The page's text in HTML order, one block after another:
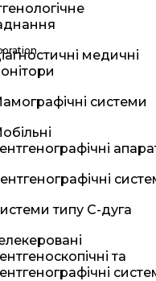
медичні
системи
типу С-дуга
та